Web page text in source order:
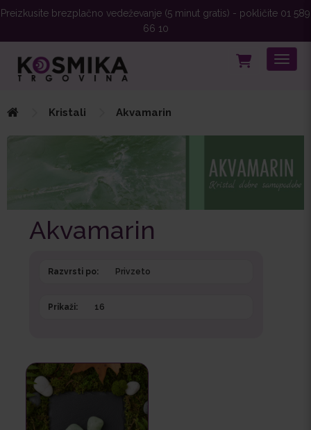
Preizkusite brezplačno vedeževanje (5 minut gratis) - pokličite 01 589
66 10
Kristali Akvamarin
Akvamarin
Razvrsti po:
Prikaži: